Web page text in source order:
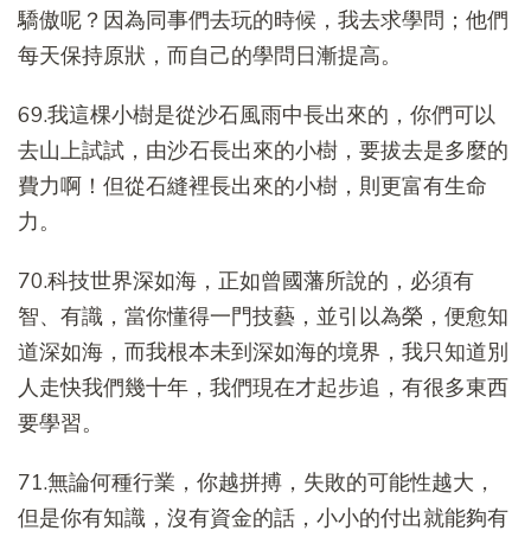
驕傲呢？因為同事們去玩的時候，我去求學問；他們
每天保持原狀，而自己的學問日漸提高。
69.我這棵小樹是從沙石風雨中長出來的，你們可以
去山上試試，由沙石長出來的小樹，要拔去是多麼的
費力啊！但從石縫裡長出來的小樹，則更富有生命
力。
70.科技世界深如海，正如曾國藩所說的，必須有
智、有識，當你懂得一門技藝，並引以為榮，便愈知
道深如海，而我根本未到深如海的境界，我只知道別
人走快我們幾十年，我們現在才起步追，有很多東西
要學習。
71.無論何種行業，你越拼搏，失敗的可能性越大，
但是你有知識，沒有資金的話，小小的付出就能夠有